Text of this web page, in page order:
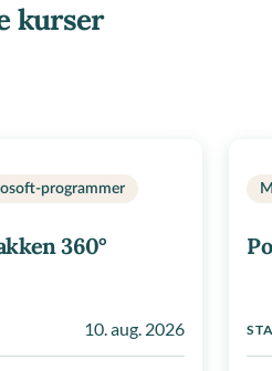
kurser
programmer
360°
10. aug. 2026